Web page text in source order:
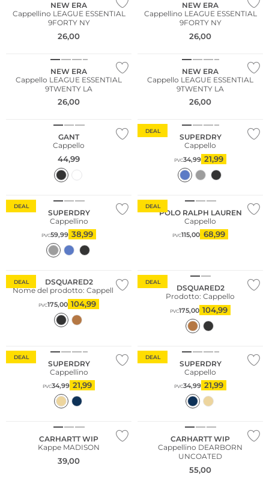
NEW ERA
Cappellino LEAGUE ESSENTIAL
9FORTY NY
26,00
NEW ERA
Cappellino LEAGUE ESSENTIAL
9FORTY NY
26,00
NEW ERA
Cappello LEAGUE ESSENTIAL
9TWENTY LA
26,00
NEW ERA
Cappello LEAGUE ESSENTIAL
9TWENTY LA
26,00
GANT
Cappello
44,99
DEAL
SUPERDRY
Cappello
PVC34,99 21,99
DEAL
SUPERDRY
Cappellino
PVC59,99 38,99
DEAL
POLO RALPH LAUREN
Cappello
PVC115,00 68,99
DEAL
DSQUARED2
Nome del prodotto: Cappellino
PVC175,00 104,99
DEAL
DSQUARED2
Prodotto: Cappello
PVC175,00 104,99
DEAL
SUPERDRY
Cappellino
PVC34,99 21,99
DEAL
SUPERDRY
Cappello
PVC34,99 21,99
CARHARTT WIP
Kappe MADISON
39,00
CARHARTT WIP
Cappellino DEARBORN
UNCOATED
55,00